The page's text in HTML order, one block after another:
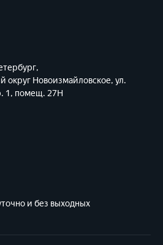
округ Новоизмайловское, ул.
1, помещ. 27Н
и без выходных